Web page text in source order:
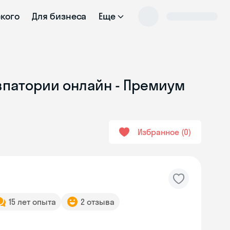
Для бизнеса Еще
онлайн - Премиум
Избранное 0
15 лет опыта 2 отзыва